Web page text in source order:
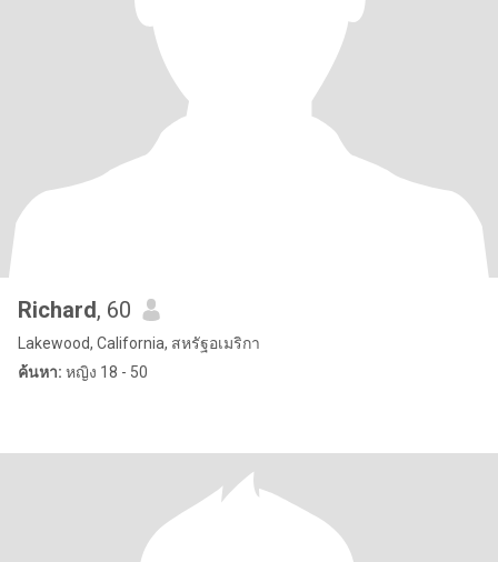
Richard, 60
Lakewood, California, สหรัฐอเมริกา
ค้นหา: หญิง 18 - 50